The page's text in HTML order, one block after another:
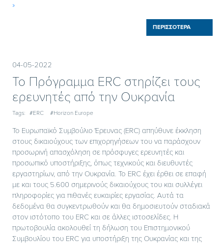
»
ΠΕΡΙΣΣΟΤΕΡΑ
04-05-2022
To Πρόγραμμα ERC στηρίζει τους
ερευνητές από την Ουκρανία
Tags: #ERC #Horizon Europe
Το Ευρωπαϊκό Συμβούλιο Έρευνας (ERC) απηύθυνε έκκληση
στους δικαιούχους των επιχορηγήσεων του να παράσχουν
προσωρινή απασχόληση σε πρόσφυγες ερευνητές και
προσωπικό υποστήριξης, όπως τεχνικούς και διευθυντές
εργαστηρίων, από την Ουκρανία. Το ERC έχει έρθει σε επαφή
με και τους 5.600 σημερινούς δικαιούχους του και συλλέγει
πληροφορίες για πιθανές ευκαιρίες εργασίας. Αυτά τα
δεδομένα θα συγκεντρωθούν και θα δημοσιευτούν σταδιακά
στον ιστότοπο του ERC και σε άλλες ιστοσελίδες. Η
πρωτοβουλία ακολουθεί τη δήλωση του Επιστημονικού
Συμβουλίου του ERC για υποστήριξη της Ουκρανίας και της